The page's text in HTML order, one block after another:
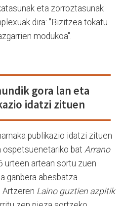
eta zorroztasunak
dira: "Bizitzea tokatu
modukoa".
gora lan eta
idatzi zituen
publikazio idatzi zituen
ospetsuenetariko bat Arrano
urteen artean sortu zuen
ganbera abesbatza
Artzeren Laino guztien azpitik